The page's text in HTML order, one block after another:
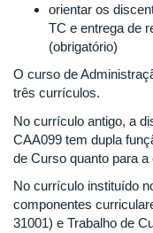
orientar os
TC e entrega de
(obrigatório)
O curso de
três currículos.
No currículo antigo, a
CAA099 tem dupla
de Curso quanto para
No currículo instituído
componentes
31001) e Trabalho de